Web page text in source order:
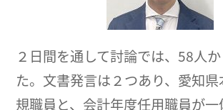
２日間を通して討論では、58人
た。文書発言は２つあり、愛知
規職員と、会計年度任用職員が一